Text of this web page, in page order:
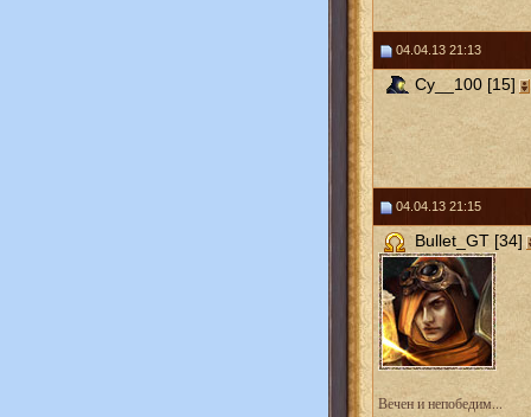
04.04.13 21:13
Cy__100 [15]
04.04.13 21:15
Bullet_GT [34]
Вечен и непобедим...